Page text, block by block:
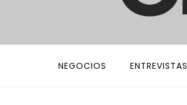
NEGOCIOS ENTREVISTAS